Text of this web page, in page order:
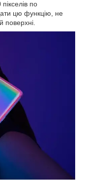
по
цю функцію, не
поверхні.